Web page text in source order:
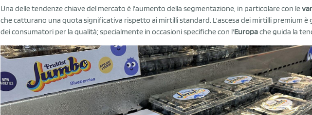
Una delle tendenze chiave del mercato è l'aumento della segmentazione, in particolare con le
che catturano una quota significativa rispetto ai mirtilli standard. L'ascesa dei mirtilli premium è
dei consumatori per la qualità; specialmente in occasioni specifiche con l'Europache guida la